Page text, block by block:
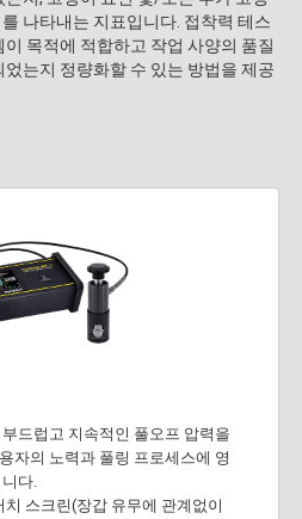
나타내는 지표입니다. 접착력 테스
목적에 적합하고 작업 사양의 품질
는지 정량화할 수 있는 방법을 제공
드럽고 지속적인 풀오프 압력을
자의 노력과 풀링 프로세스에 영
다.
스크린(장갑 유무에 관계없이